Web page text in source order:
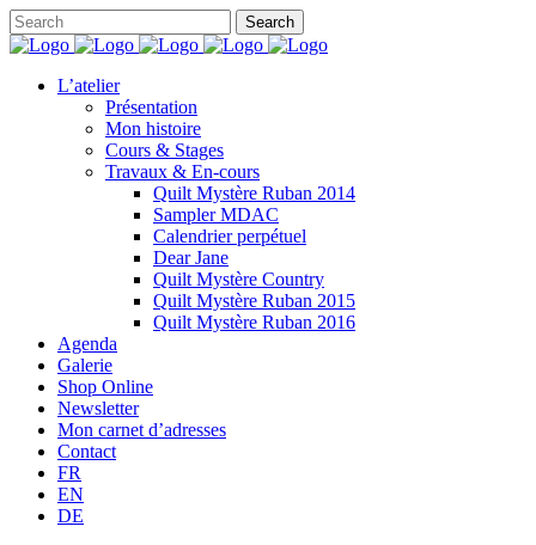
L’atelier
Présentation
Mon histoire
Cours & Stages
Travaux & En-cours
Quilt Mystère Ruban 2014
Sampler MDAC
Calendrier perpétuel
Dear Jane
Quilt Mystère Country
Quilt Mystère Ruban 2015
Quilt Mystère Ruban 2016
Agenda
Galerie
Shop Online
Newsletter
Mon carnet d’adresses
Contact
FR
EN
DE